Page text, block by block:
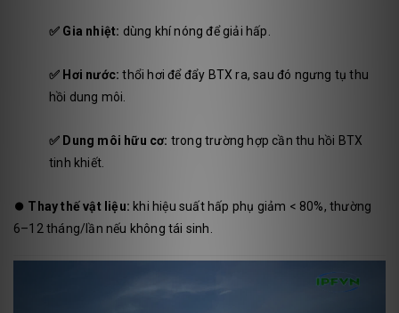
✅ Gia nhiệt: dùng khí nóng để giải hấp.
✅ Hơi nước: thổi hơi để đẩy BTX ra, sau đó ngưng tụ thu
hồi dung môi.
✅ Dung môi hữu cơ: trong trường hợp cần thu hồi BTX
tinh khiết.
⏺️ Thay thế vật liệu: khi hiệu suất hấp phụ giảm < 80%, thường
6–12 tháng/lần nếu không tái sinh.